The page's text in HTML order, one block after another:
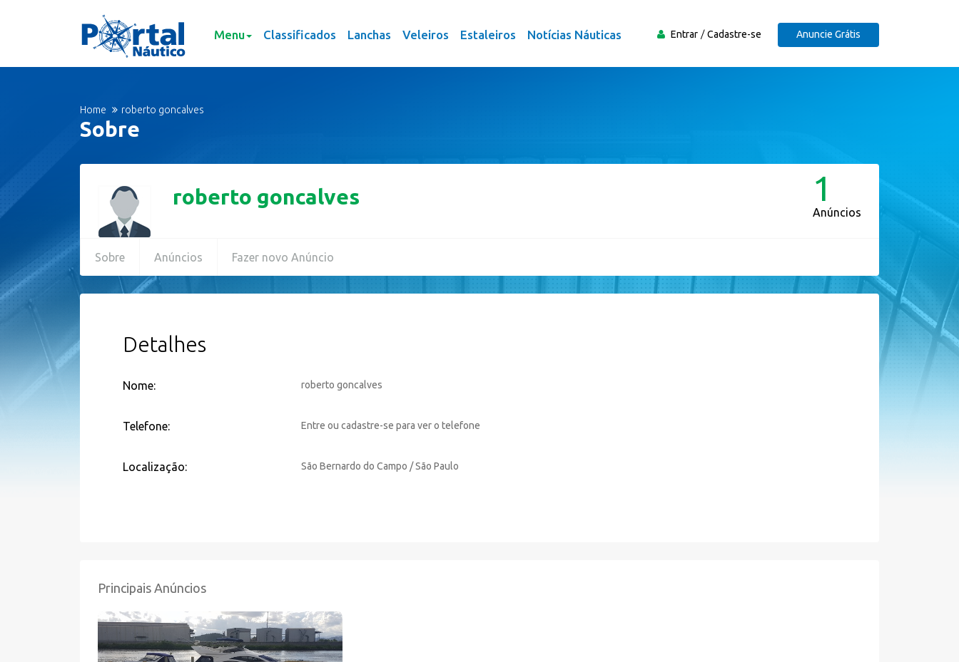
Menu Classificados Lanchas Veleiros Estaleiros Notícias Náuticas Entrar Cadastre-se Anuncie Grátis
Home roberto goncalves
Sobre
roberto goncalves 1
Anúncios
Sobre Anúncios Fazer novo Anúncio
Detalhes
Nome: roberto goncalves
Telefone: Entre ou cadastre-se para ver o telefone
Localização: São Bernardo do Campo / São Paulo
Principais Anúncios